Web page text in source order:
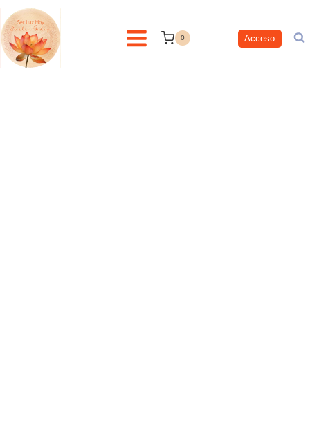
contenido
0 Acceso